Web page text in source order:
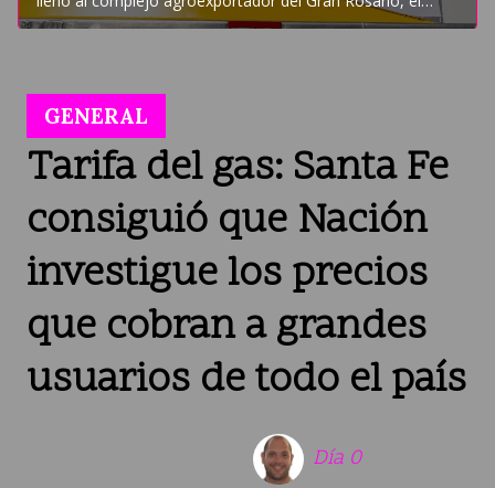
Tarifa del gas: Santa Fe
consiguió que Nación
investigue los precios
que cobran a grandes
usuarios de todo el país
GENERAL
Día 0